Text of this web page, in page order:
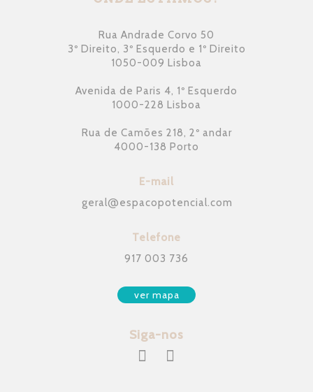
Rua Andrade Corvo 50
3º Direito, 3º Esquerdo e 1º Direito
1050-009 Lisboa
Avenida de Paris 4, 1º Esquerdo
1000-228 Lisboa
Rua de Camões 218, 2º andar
4000-138 Porto
E-mail
geral@espacopotencial.com
Telefone
917 003 736
ver mapa
Siga-nos